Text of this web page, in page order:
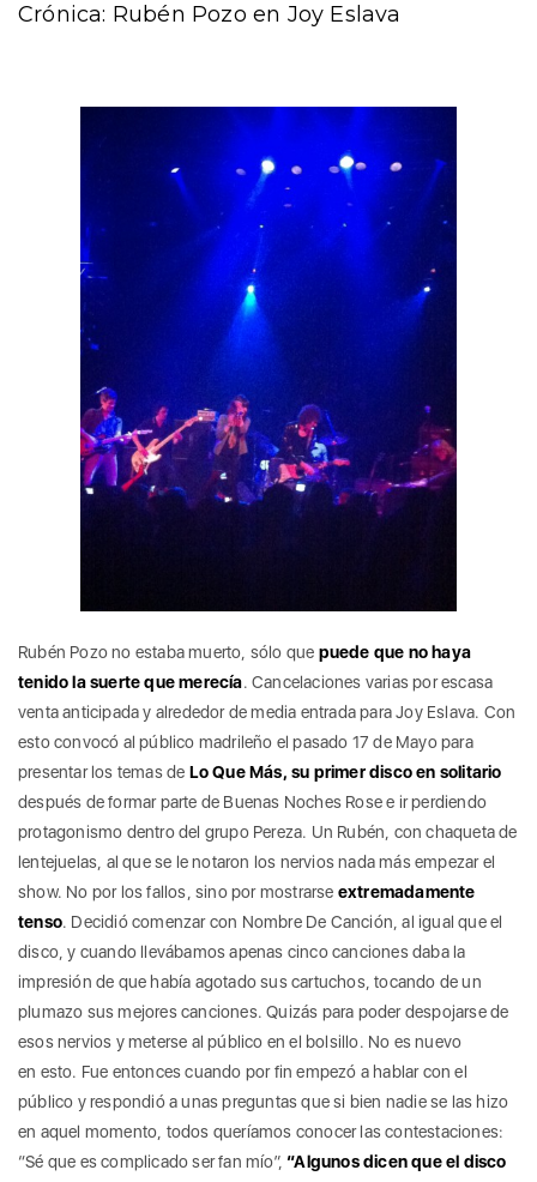
Crónica: Rubén Pozo en Joy Eslava
Rubén Pozo no estaba muerto, sólo que puede que no haya
tenido la suerte que merecía. Cancelaciones varias por escasa
venta anticipada y alrededor de media entrada para Joy Eslava. Con
esto convocó al público madrileño el pasado 17 de Mayo para
presentar los temas de Lo Que Más, su primer disco en solitario
después de formar parte de Buenas Noches Rose e ir perdiendo
protagonismo dentro del grupo Pereza. Un Rubén, con chaqueta de
lentejuelas, al que se le notaron los nervios nada más empezar el
show. No por los fallos, sino por mostrarse extremadamente
tenso. Decidió comenzar con Nombre De Canción, al igual que el
disco, y cuando llevábamos apenas cinco canciones daba la
impresión de que había agotado sus cartuchos, tocando de un
plumazo sus mejores canciones. Quizás para poder despojarse de
esos nervios y meterse al público en el bolsillo. No es nuevo
en esto. Fue entonces cuando por fin empezó a hablar con el
público y respondió a unas preguntas que si bien nadie se las hizo
en aquel momento, todos queríamos conocer las contestaciones:
“Sé que es complicado ser fan mío”, “Algunos dicen que el disco